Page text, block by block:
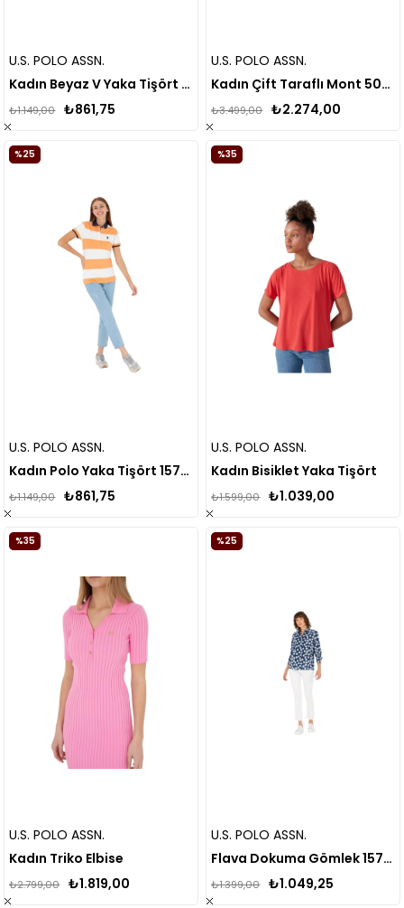
U.S. POLO ASSN.
Kadın Beyaz V Yaka Tişört 50262952
₺861,75
₺1.149,00
U.S. POLO ASSN.
Kadın Çift Taraflı Mont 50262742
₺2.274,00
₺3.499,00
U.S. POLO ASSN.
Kadın Polo Yaka Tişört 1570886
₺861,75
₺1.149,00
%25
U.S. POLO ASSN.
Kadın Bisiklet Yaka Tişört
₺1.039,00
₺1.599,00
%35
U.S. POLO ASSN.
Kadın Triko Elbise
₺1.819,00
₺2.799,00
%35
U.S. POLO ASSN.
Flava Dokuma Gömlek 1575868
₺1.049,25
₺1.399,00
%25